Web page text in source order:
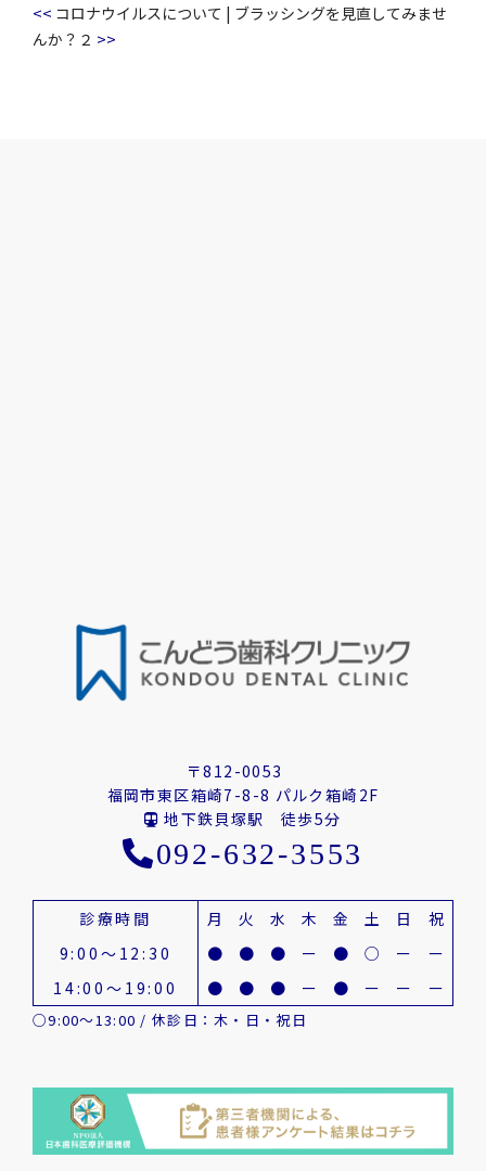
<< コロナウイルスについて | ブラッシングを見直してみませ
んか？２ >>
〒812-0053
福岡市東区箱崎7-8-8 パルク箱崎2F
地下鉄貝塚駅 徒歩5分
092-632-3553
診療時間 月 火 水 木 金 土 日
祝
9:00～12:30
● ● ● ー ● ○ ー
ー
14:00～19:00
● ● ● ー ● ー ー ー
○9:00～13:00 / 休診日：木・日・祝日